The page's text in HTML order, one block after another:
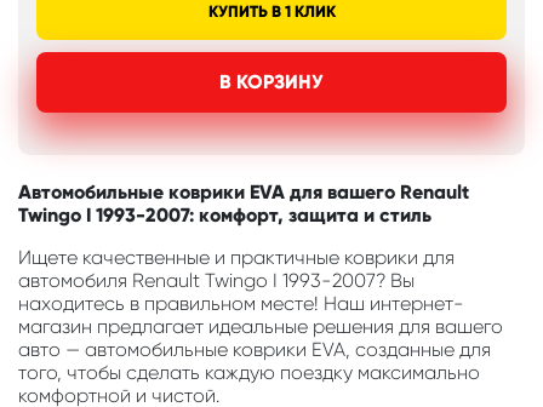
КУПИТЬ В 1 КЛИК
В КОРЗИНУ
Автомобильные коврики EVA для вашего Renault
Twingo I 1993-2007: комфорт, защита и стиль
Ищете качественные и практичные коврики для
автомобиля Renault Twingo I 1993-2007? Вы
находитесь в правильном месте! Наш интернет-
магазин предлагает идеальные решения для вашего
авто — автомобильные коврики EVA, созданные для
того, чтобы сделать каждую поездку максимально
комфортной и чистой.